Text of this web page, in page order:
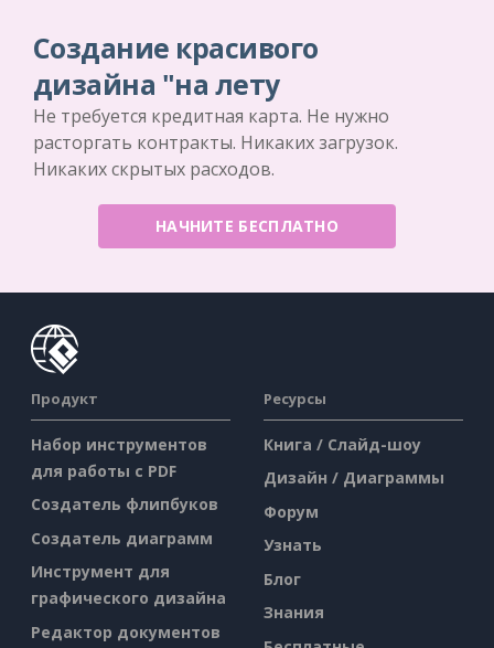
Создание красивого
дизайна "на лету
Не требуется кредитная карта. Не нужно
расторгать контракты. Никаких загрузок.
Никаких скрытых расходов.
НАЧНИТЕ БЕСПЛАТНО
Продукт
Набор инструментов
для работы с PDF
Создатель флипбуков
Создатель диаграмм
Инструмент для
графического дизайна
Редактор документов
Ресурсы
Книга / Слайд-шоу
Дизайн / Диаграммы
Форум
Узнать
Блог
Знания